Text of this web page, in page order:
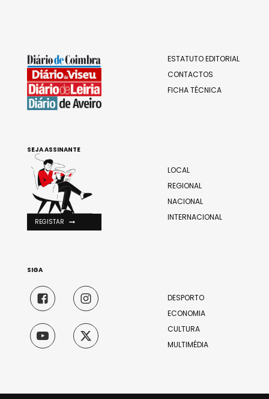
ESTATUTO EDITORIAL
CONTACTOS
FICHA TÉCNICA
LOCAL
REGIONAL
NACIONAL
INTERNACIONAL
DESPORTO
ECONOMIA
CULTURA
MULTIMÉDIA
SEJA ASSINANTE
REGISTAR
SIGA